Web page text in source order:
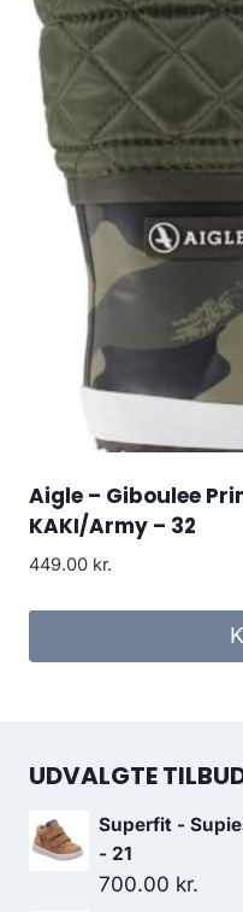
Aigle – Giboulee
KAKI/Army – 32
449.00 kr.
UDVALGTE
Superfit -
- 21
700.00 kr.